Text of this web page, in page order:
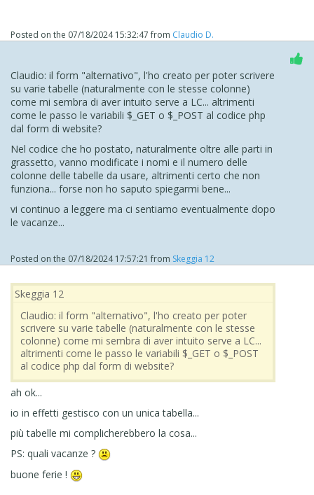
Posted on the 07/18/2024 15:32:47from Claudio D.
Claudio: il form "alternativo", l'ho creato per poter scrivere
su varie tabelle (naturalmente con le stesse colonne)
come mi sembra di aver intuito serve a LC... altrimenti
come le passo le variabili $_GET o $_POST al codice php
dal form di website?
Nel codice che ho postato, naturalmente oltre alle parti in
grassetto, vanno modificate i nomi e il numero delle
colonne delle tabelle da usare, altrimenti certo che non
funziona... forse non ho saputo spiegarmi bene...
vi continuo a leggere ma ci sentiamo eventualmente dopo
le vacanze...
Posted on the 07/18/2024 17:57:21 from Skeggia 12
Skeggia 12
Claudio: il form "alternativo", l'ho creato per poter
scrivere su varie tabelle (naturalmente con le stesse
colonne) come mi sembra di aver intuito serve a LC...
altrimenti come le passo le variabili $_GET o $_POST
al codice php dal form di website?
ah ok...
io in effetti gestisco con un unica tabella...
più tabelle mi complicherebbero la cosa...
PS: quali vacanze ?
buone ferie !